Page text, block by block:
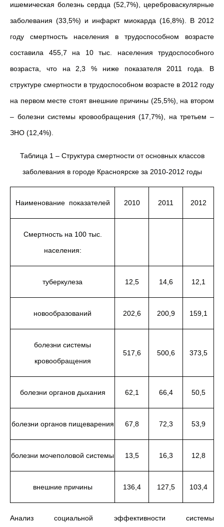
ишемическая болезнь сердца (52,7%), цереброваскулярные
заболевания (33,5%) и инфаркт миокарда (16,8%). В 2012
году смертность населения в трудоспособном возрасте
составила 455,7 на 10 тыс. населения трудоспособного
возраста, что на 2,3 % ниже показателя 2011 года. В
структуре смертности в трудоспособном возрасте в 2012 году
на первом месте стоят внешние причины (25,5%), на втором
– болезни системы кровообращения (17,7%), на третьем –
ЗНО (12,4%).
Таблица 1 – Структура смертности от основных классов
заболевания в городе Красноярске за 2010-2012 годы
Наименование показателей 2010 2011 2012
Смертность на 100 тыс.
населения:
туберкулеза 12,5 14,6 12,1
новообразований 202,6 200,9 159,1
болезни системы
кровообращения
517,6 500,6 373,5
болезни органов дыхания 62,1 66,4 50,5
болезни органов пищеварения 67,8 72,3 53,9
болезни мочеполовой системы 13,5 16,3 12,8
внешние причины 136,4 127,5 103,4
Анализ социальной эффективности системы